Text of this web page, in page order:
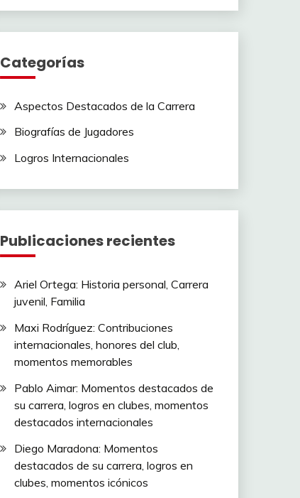
Categorías
Aspectos Destacados de la Carrera
Biografías de Jugadores
Logros Internacionales
Publicaciones recientes
Ariel Ortega: Historia personal, Carrera
juvenil, Familia
Maxi Rodríguez: Contribuciones
internacionales, honores del club,
momentos memorables
Pablo Aimar: Momentos destacados de
su carrera, logros en clubes, momentos
destacados internacionales
Diego Maradona: Momentos
destacados de su carrera, logros en
clubes, momentos icónicos